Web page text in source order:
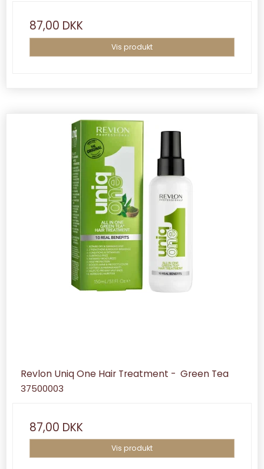
87,00 DKK
Vis produkt
Revlon Uniq One Hair Treatment - Green Tea
37500003
87,00 DKK
Vis produkt